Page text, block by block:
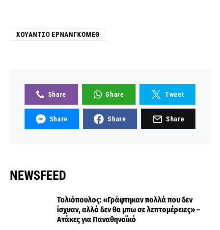
ΧΟΥΆΝΤΣΟ ΕΡΝΑΝΓΚΌΜΕΘ
Share Share Tweet
Share Share Share
NEWSFEED
Τολιόπουλος: «Γράφτηκαν πολλά που δεν
ίσχυαν, αλλά δεν θα μπω σε λεπτομέρειες» –
Ατάκες για Παναθηναϊκό